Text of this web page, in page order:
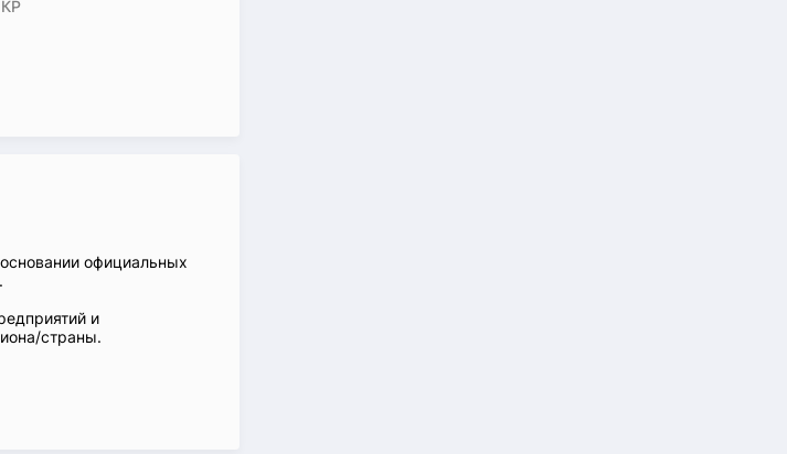
официальных
и
страны.